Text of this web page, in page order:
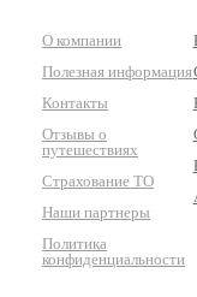
О компании
Полезная информация
Контакты
Отзывы о
путешествиях
Страхование ТО
Наши партнеры
Политика
конфиденциальности